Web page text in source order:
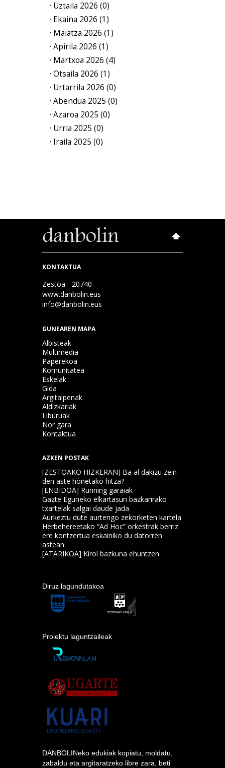
· Uztaila 2026 (0)
· Ekaina 2026 (1)
· Maiatza 2026 (1)
· Apirila 2026 (1)
· Martxoa 2026 (4)
· Otsaila 2026 (1)
· Urtarrila 2026 (0)
· Abendua 2025 (0)
· Azaroa 2025 (0)
· Urria 2025 (0)
· Iraila 2025 (0)
KONTAKTUA
Zestoa - 20740
www.danbolin.eus
info@danbolin.eus
GUNEAREN MAPA
Albisteak
Multimedia
Paperekoa
Komunitatea
Eskelak
Gida
Argitalpenak
Aldizkariak
Liburuak
Nor gara
Kontaktua
AZKEN POSTAK
[ZESTOAKO HIZKERAN] Ba al dakizu zein
den aste honetako hitza?
[ENBIDOA] Running garaiak
Gazte Eguneko elkartasun bazkarirako
txartelak salgai daude jada
Aurkeztu dute aurtengo zekorketen kartela
Herbehereetako “Ad Hoc” orkestrak berriz
ere kontzertua eskainiko du datorren
astean
[ATARIKOA] Kirol bazkuna ehuntzen
Diruz lagundutakoa
Proiektu laguntzaileak
DANBOLINeko edukiak kopiatu, moldatu,
zabaldu eta argitaratzeko libre zara, beti